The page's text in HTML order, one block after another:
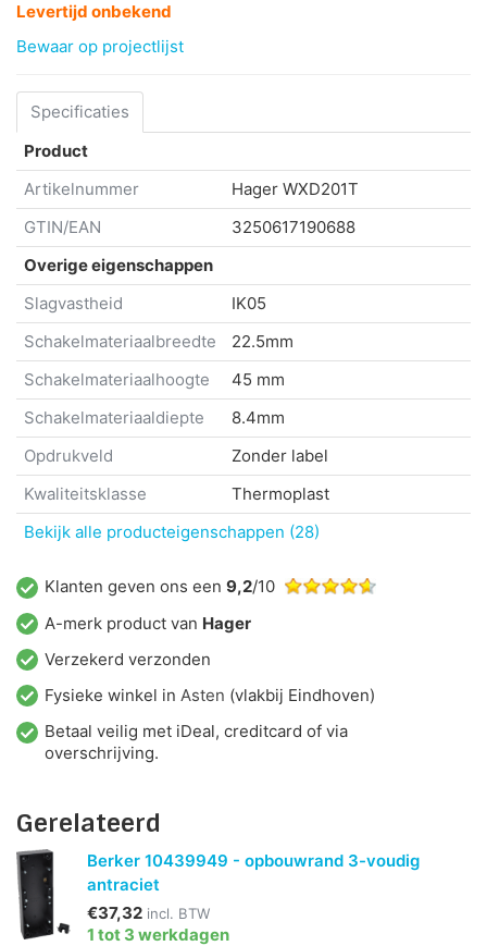
Levertijd onbekend
Bewaar op projectlijst
Specificaties
Product
Artikelnummer
Hager WXD201T
GTIN/EAN
3250617190688
Overige eigenschappen
Slagvastheid
IK05
Schakelmateriaalbreedte
22.5mm
Schakelmateriaalhoogte
45 mm
Schakelmateriaaldiepte
8.4mm
Opdrukveld
Zonder label
Kwaliteitsklasse
Thermoplast
Bekijk alle producteigenschappen (28)
Klanten geven ons een 9,2/10
A-merk product van Hager
Verzekerd verzonden
Fysieke winkel in Asten (vlakbij Eindhoven)
Betaal veilig met iDeal, creditcard of via
overschrijving.
Gerelateerd
Berker 10439949 - opbouwrand 3-voudig
antraciet
€37,32 incl. BTW
1 tot 3 werkdagen